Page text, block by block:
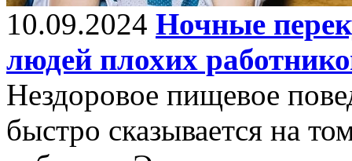
10.09.2024 Ночные
людей плохих
Нездоровое пищевое
быстро сказывается на